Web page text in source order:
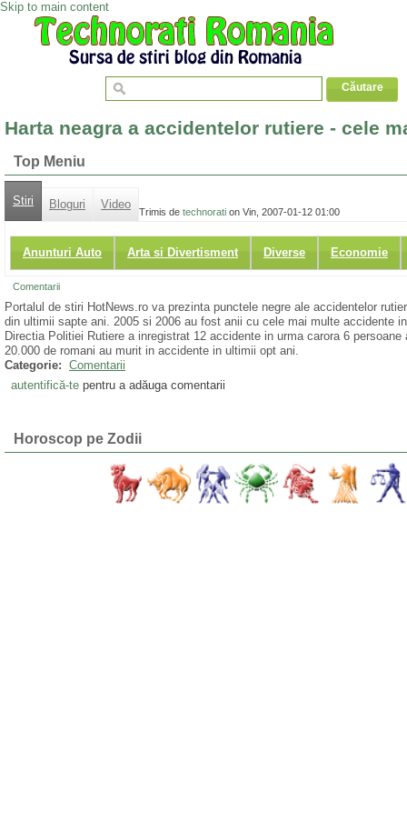
Skip to main content
Harta neagra a accidentelor rutiere - cele
Top Meniu
Stiri Bloguri Video
Anunturi Auto Arta si Divertisment Diverse Economie
Trimis de technorati on Vin, 2007-01-12 01:00
Comentarii
Portalul de stiri HotNews.ro va prezinta punctele negre ale accidentelor
din ultimii sapte ani. 2005 si 2006 au fost anii cu cele mai multe accidente
Directia Politiei Rutiere a inregistrat 12 accidente in urma carora 6
20.000 de romani au murit in accidente in ultimii opt ani.
Categorie: Comentarii
autentifică-tepentru a adăuga comentarii
Horoscop pe Zodii